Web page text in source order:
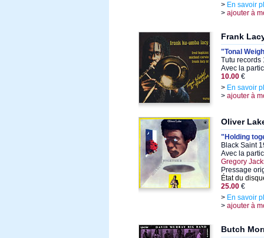
> En savoir
> ajouter à
Frank
"Tonal
Tutu records
Avec la
10.00 €
> En savoir
> ajouter à
Oliver
"Holding
Black Saint
Avec la
Gregory
Pressage
État du
25.00 €
> En savoir
> ajouter à
Butch